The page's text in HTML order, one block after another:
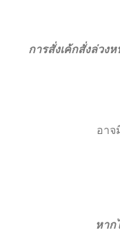
การสั่งเค้กสั่งล่วง
อาจ
หาก